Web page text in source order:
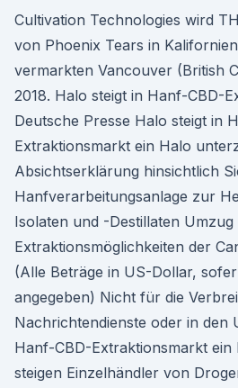
Cultivation Technologies wird
von Phoenix Tears in
vermarkten Vancouver (British
2018. Halo steigt in Hanf-CBD-
Deutsche Presse Halo steigt in
Extraktionsmarkt ein Halo
Absichtserklärung hinsichtlich
Hanfverarbeitungsanlage zur
Isolaten und -Destillaten
Extraktionsmöglichkeiten der
(Alle Beträge in US-Dollar,
angegeben) Nicht für die
Nachrichtendienste oder in den
Hanf-CBD-Extraktionsmarkt ein
steigen Einzelhändler von